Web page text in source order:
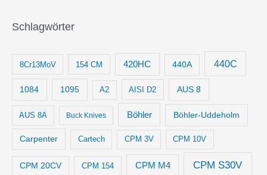
Schlagwörter
8Cr13MoV 154 CM 420HC 440A 440C
1084 1095 A2 AISI D2 AUS 8
AUS 8A Buck Knives Böhler Böhler-Uddeholm
Carpenter Cartech CPM 3V CPM 10V
CPM 20CV CPM 154 CPM M4 CPM S30V